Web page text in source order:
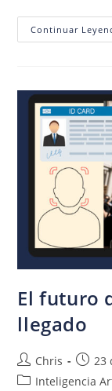
Continuar
El futuro
llegado
Chris
23
Inteligencia